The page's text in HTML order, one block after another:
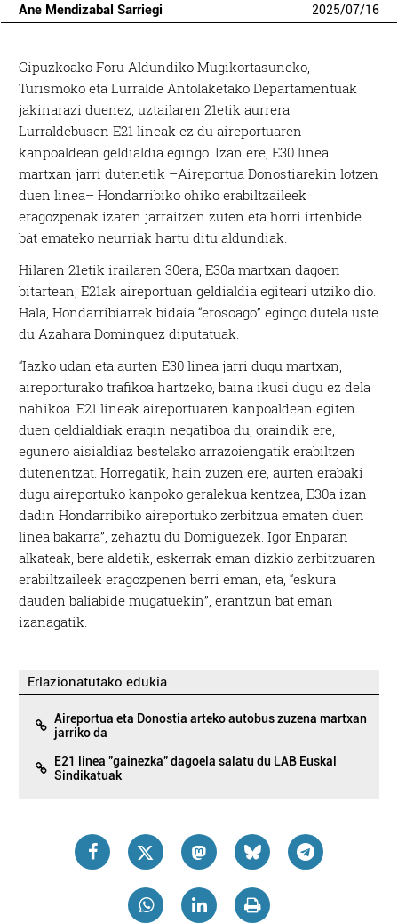
Ane Mendizabal Sarriegi 2025/07/16
Gipuzkoako Foru Aldundiko Mugikortasuneko,
Turismoko eta Lurralde Antolaketako Departamentuak
jakinarazi duenez, uztailaren 21etik aurrera
Lurraldebusen E21 lineak ez du aireportuaren
kanpoaldean geldialdia egingo. Izan ere, E30 linea
martxan jarri dutenetik –Aireportua Donostiarekin lotzen
duen linea– Hondarribiko ohiko erabiltzaileek
eragozpenak izaten jarraitzen zuten eta horri irtenbide
bat emateko neurriak hartu ditu aldundiak.
Hilaren 21etik irailaren 30era, E30a martxan dagoen
bitartean, E21ak aireportuan geldialdia egiteari utziko dio.
Hala, Hondarribiarrek bidaia “erosoago” egingo dutela uste
du Azahara Dominguez diputatuak.
“Iazko udan eta aurten E30 linea jarri dugu martxan,
aireporturako trafikoa hartzeko, baina ikusi dugu ez dela
nahikoa. E21 lineak aireportuaren kanpoaldean egiten
duen geldialdiak eragin negatiboa du, oraindik ere,
egunero aisialdiaz bestelako arrazoiengatik erabiltzen
dutenentzat. Horregatik, hain zuzen ere, aurten erabaki
dugu aireportuko kanpoko geralekua kentzea, E30a izan
dadin Hondarribiko aireportuko zerbitzua ematen duen
linea bakarra”, zehaztu du Domiguezek. Igor Enparan
alkateak, bere aldetik, eskerrak eman dizkio zerbitzuaren
erabiltzaileek eragozpenen berri eman, eta, “eskura
dauden baliabide mugatuekin”,erantzun bat eman
izanagatik.
Erlazionatutako edukia
Aireportua eta Donostia arteko autobus zuzena martxan
jarriko da
E21 linea "gainezka" dagoela salatu du LAB Euskal
Sindikatuak